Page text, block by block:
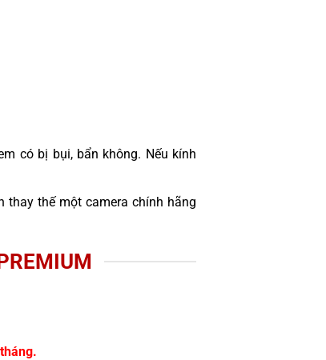
có bị bụi, bẩn không. Nếu kính
thế một camera chính hãng